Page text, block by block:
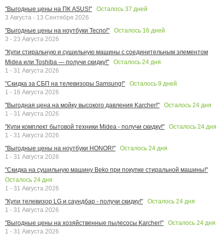
"Выгодные цены на ПК ASUS!"
Осталось 37 дней
3 Августа - 13 Сентября 2026
"Выгодные цены на ноутбуки Tecno!"
Осталось 16 дней
3 - 23 Августа 2026
"Купи стиральную и сушильную машины с соединительным элементом
Midea или Toshiba — получи скидку!"
Осталось 24 дня
1 - 31 Августа 2026
"Скидка за СБП на телевизоры Samsung!"
Осталось 9 дней
1 - 16 Августа 2026
"Выгодная цена на мойку высокого давления Karcher!"
Осталось 24 дня
1 - 31 Августа 2026
"Купи комплект бытовой техники Midea - получи скидку!"
Осталось 24 дня
1 - 31 Августа 2026
"Выгодные цены на ноутбуки HONOR!"
Осталось 24 дня
1 - 31 Августа 2026
"Скидка на сушильную машину Beko при покупке стиральной машины!"
Осталось 24 дня
1 - 31 Августа 2026
"Купи телевизор LG и саундбар - получи скидку!"
Осталось 24 дня
1 - 31 Августа 2026
"Выгодные цены на хозяйственные пылесосы Karcher!"
Осталось 24 дня
1 - 31 Августа 2026